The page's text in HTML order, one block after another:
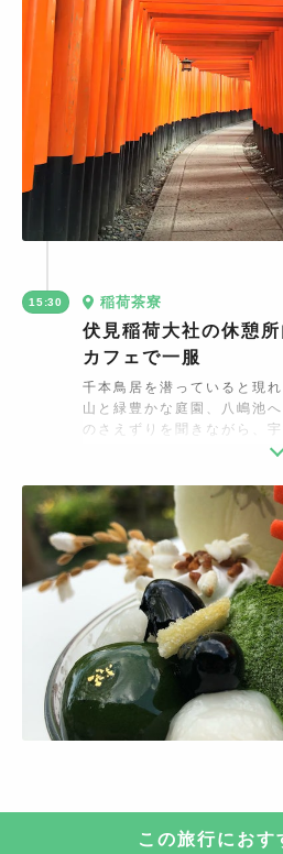
15:30 稲荷茶寮
伏見稲荷大社の休憩
カフェで一服
千本鳥居を潜っていると現
山と緑豊かな庭園、八嶋池
のさえずりを聞きながら、
高級抹茶スイーツなどを楽
く。
この旅行におす